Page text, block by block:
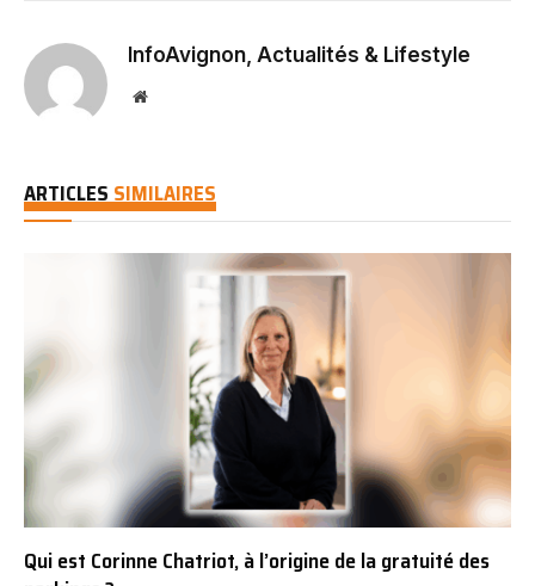
InfoAvignon, Actualités & Lifestyle
Website
ARTICLES SIMILAIRES
Qui est Corinne Chatriot, à l’origine de la gratuité des